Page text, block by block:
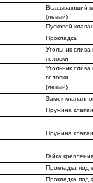
Всасывающий
(левый)
Пусковой
Прокладка
Угольник
головки
Угольник
головки
(левый)
Замок
Пружина
Пружина
Гайка
Прокладка под
Прокладка под